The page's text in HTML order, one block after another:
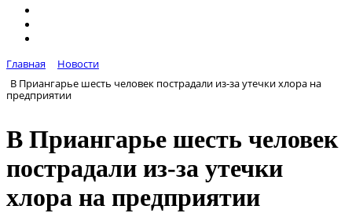
Главная
Новости
В Приангарье шесть человек пострадали из-за утечки хлора на
предприятии
В Приангарье шесть человек
пострадали из-за утечки
хлора на предприятии